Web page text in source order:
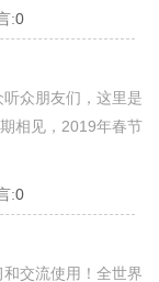
:0
众朋友们，这里是
相见，2019年春节
:0
交流使用！全世界